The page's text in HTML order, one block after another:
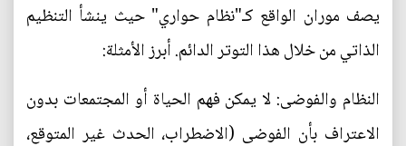
يصف موران الواقع كـ"نظام حواري" حيث ينشأ التنظيم
الذاتي من خلال هذا التوتر الدائم. أبرز الأمثلة:
النظام والفوضى: لا يمكن فهم الحياة أو المجتمعات بدون
الاعتراف بأن الفوضى (الاضطراب، الحدث غير المتوقع،